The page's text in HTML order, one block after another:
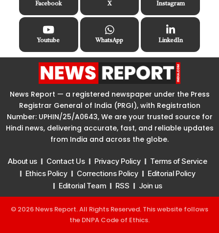
Facebook X Instagram
Youtube WhatsApp LinkedIn
News Report — a registered newspaper under the Press
Registrar General of India (PRGI), with Registration
Number: UPHIN/25/A0643, We are your trusted source for
Hindi news, delivering accurate, fast, and reliable updates
from India and across the globe.
About us Contact Us Privacy Policy
Terms of Service
Ethics Policy
Corrections Policy
Editorial Policy
Editorial Team
RSS Join us
© 2026 News Report. All Rights Reserved. This website follows
the DNPA Code of Ethics.